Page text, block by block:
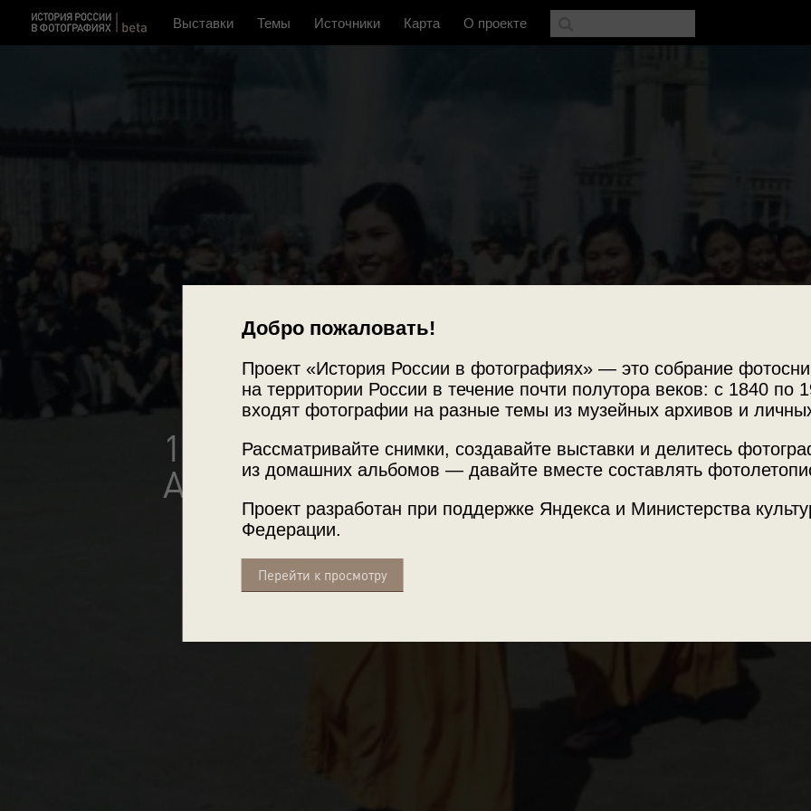
Добро пожаловать!
Проект «История России в фотографиях» — это собрание
на территории России в течение почти полутора веков: с 1840 по
входят фотографии на разные темы из музейных архивов и
Рассматривайте снимки, создавайте выставки и делитесь
из домашних альбомов — давайте вместе составлять
Проект разработан при поддержке Яндекса и Министерства
Федерации.
Перейти к просмотру
Выставки Темы Источники Карта О проекте
10 лучших послевоенных фотографий
Аркадия Шайхета